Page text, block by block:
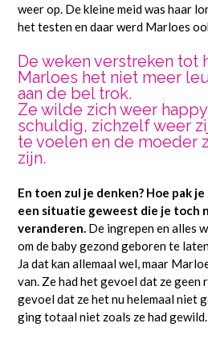
weer op. De kleine meid was haar
het testen en daar werd Marloes
De weken verstreken tot
Marloes het niet meer
aan de bel trok.
Ze wilde zich weer
schuldig, zichzelf weer
te voelen en de moeder
zijn.
En toen zul je denken? Hoe pak
een situatie geweest die je toch
veranderen. De ingrepen en alles
om de baby gezond geboren te
Ja dat kan allemaal wel, maar
van. Ze had het gevoel dat ze geen
gevoel dat ze het nu helemaal niet
ging totaal niet zoals ze had gewild.